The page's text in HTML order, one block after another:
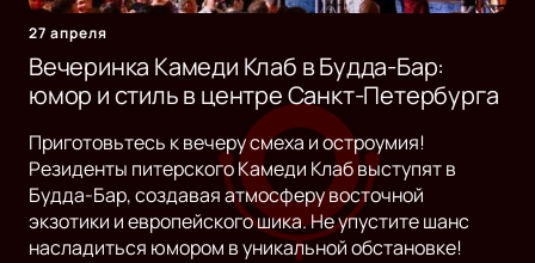
27 апреля
Вечеринка Камеди Клаб в Будда-Бар:
юмор и стиль в центре Санкт-Петербурга
Приготовьтесь к вечеру смеха и остроумия!
Резиденты питерского Камеди Клаб выступят в
Будда-Бар, создавая атмосферу восточной
экзотики и европейского шика. Не упустите шанс
насладиться юмором в уникальной обстановке!